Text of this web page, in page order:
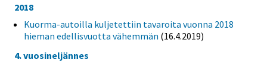
2018
Kuorma-autoilla kuljetettiin tavaroita vuonna 2018
hieman edellisvuotta vähemmän (16.4.2019)
4. vuosineljännes